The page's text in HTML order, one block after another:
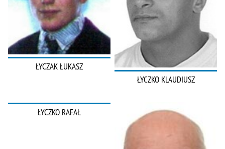
ŁYCZAK ŁUKASZ
ŁYCZKO KLAUDIUSZ
ŁYCZKO RAFAŁ